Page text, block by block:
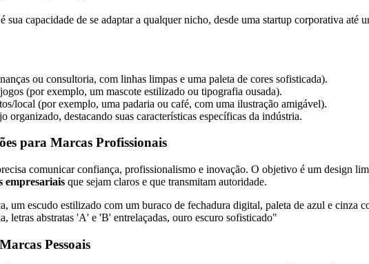
capacidade de se adaptar a qualquer nicho, desde uma startup corporativa até
ou consultoria, com linhas limpas e uma paleta de cores sofisticada).
(por exemplo, um mascote estilizado ou tipografia ousada).
local (por exemplo, uma padaria ou café, com uma ilustração amigável).
destacando suas características específicas da indústria.
para Marcas Profissionais
comunicar confiança, profissionalismo e inovação. O objetivo é um design
empresariais que sejam claros e que transmitam autoridade.
um escudo estilizado com um buraco de fechadura digital, paleta de azul e cinza
letras abstratas 'A' e 'B' entrelaçadas, ouro escuro sofisticado"
Pessoais